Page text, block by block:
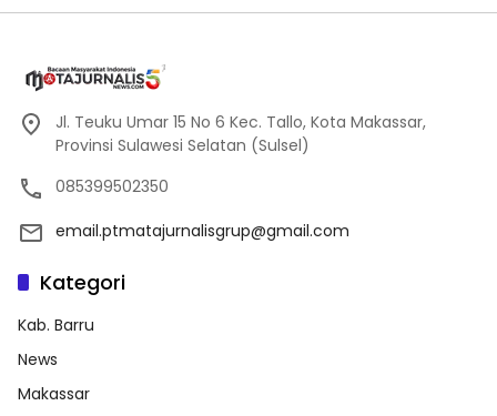
Jl. Teuku Umar 15 No 6 Kec. Tallo, Kota Makassar,
Provinsi Sulawesi Selatan (Sulsel)
085399502350
email.ptmatajurnalisgrup@gmail.com
Kategori
Kab. Barru
News
Makassar